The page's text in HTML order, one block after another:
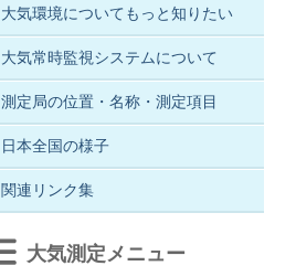
大気環境についてもっと知りたい
大気常時監視システムについて
測定局の位置・名称・測定項目
日本全国の様子
関連リンク集
大気測定メニュー